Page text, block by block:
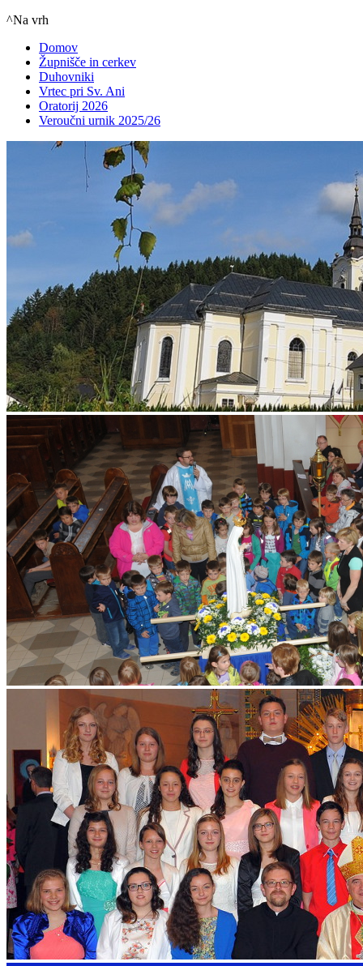
^Na vrh
Domov
Župnišče in cerkev
Duhovniki
Vrtec pri Sv. Ani
Oratorij 2026
Veroučni urnik 2025/26